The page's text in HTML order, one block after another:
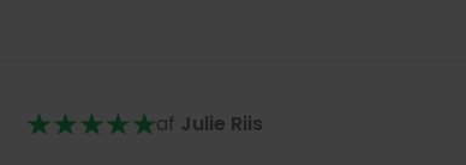
af Julie Riis